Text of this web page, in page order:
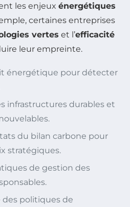
les enjeux énergétiques
certaines entreprises
vertes et l’efficacité
leur empreinte.
énergétique pour détecter
infrastructures durables et
du bilan carbone pour
stratégiques.
de gestion des
politiques de